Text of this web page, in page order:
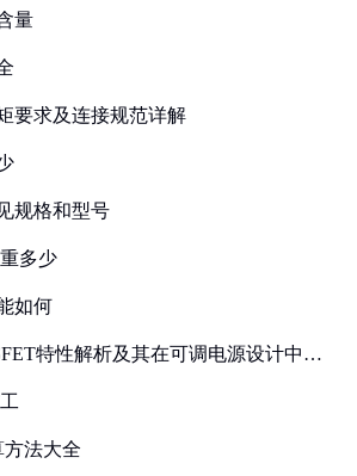
量
要求及连接规范详解
规格和型号
多少
如何
特性解析及其在可调电源设计中的
方法大全